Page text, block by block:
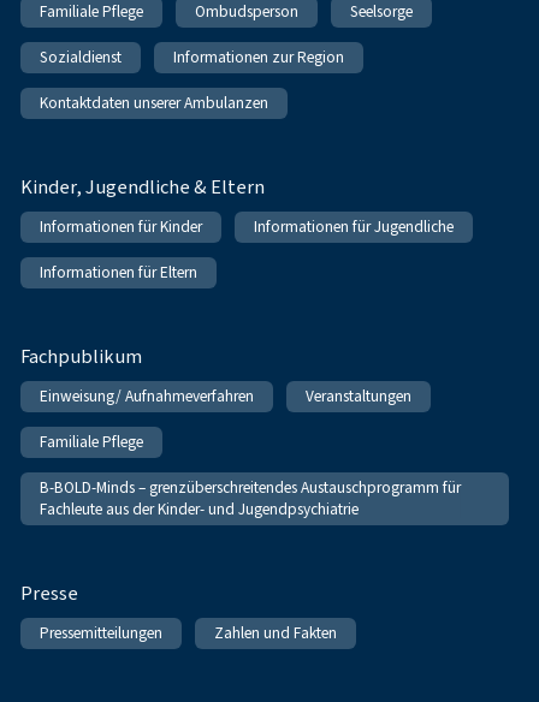
Familiale Pflege Ombudsperson Seelsorge
Sozialdienst Informationen zur Region
Kontaktdaten unserer Ambulanzen
Kinder, Jugendliche & Eltern
Informationen für Kinder Informationen für Jugendliche
Informationen für Eltern
Fachpublikum
Einweisung/ Aufnahmeverfahren Veranstaltungen
Familiale Pflege
B-BOLD-Minds – grenzüberschreitendes Austauschprogramm für
Fachleute aus der Kinder- und Jugendpsychiatrie
Presse
Pressemitteilungen Zahlen und Fakten